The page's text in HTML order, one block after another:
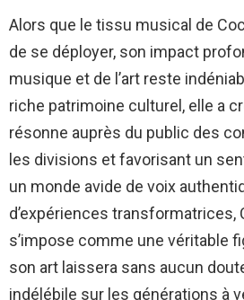
Alors que le tissu musical de
de se déployer, son impact
musique et de l’art reste
riche patrimoine culturel, elle a
résonne auprès du public des
les divisions et favorisant un
un monde avide de voix
d’expériences transformatrices,
s’impose comme une véritable
son art laissera sans aucun
indélébile sur les générations à